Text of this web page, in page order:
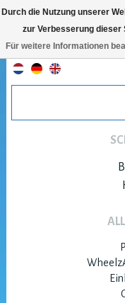
Durch die Nutzung unserer
zur Verbesserung dieser
Für weitere Informationen